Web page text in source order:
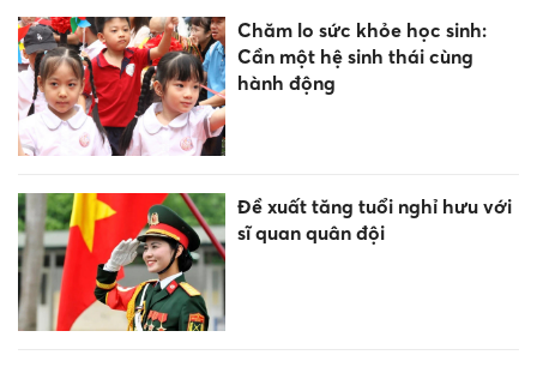
Chăm lo sức khỏe học sinh:
Cần một hệ sinh thái cùng
hành động
Đề xuất tăng tuổi nghỉ hưu với
sĩ quan quân đội